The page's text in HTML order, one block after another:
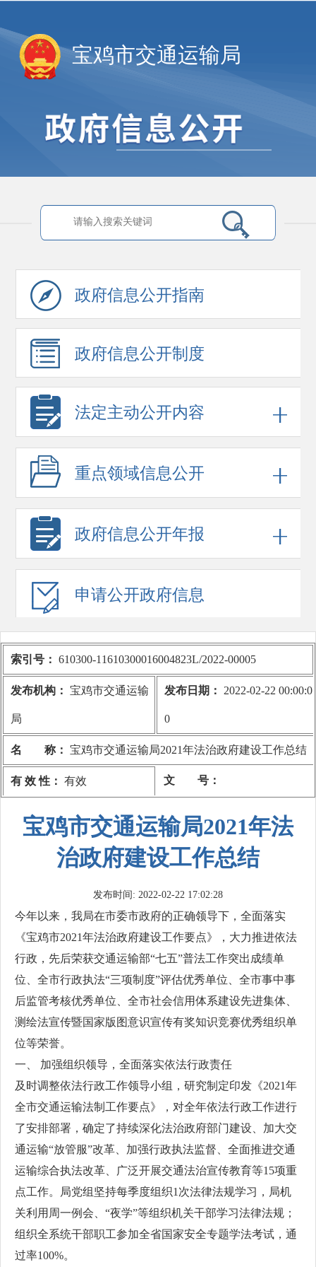
宝鸡市交通运输局
政府信息公开指南
政府信息公开制度
法定主动公开内容
重点领域信息公开
政府信息公开年报
申请公开政府信息
索引号： 610300-11610300016004823L/2022-00005
发布机构： 宝鸡市交通运输
局
发布日期： 2022-02-22 00:00:0
0
名 称： 宝鸡市交通运输局2021年法治政府建设工作总结
有 效 性： 有效 文 号：
宝鸡市交通运输局2021年法
治政府建设工作总结
发布时间: 2022-02-22 17:02:28
今年以来，我局在市委市政府的正确领导下，全面落实
《宝鸡市2021年法治政府建设工作要点》，大力推进依法
行政，先后荣获交通运输部“七五”普法工作突出成绩单
位、全市行政执法“三项制度”评估优秀单位、全市事中事
后监管考核优秀单位、全市社会信用体系建设先进集体、
测绘法宣传暨国家版图意识宣传有奖知识竞赛优秀组织单
位等荣誉。
一、 加强组织领导，全面落实依法行政责任
及时调整依法行政工作领导小组，研究制定印发《2021年
全市交通运输法制工作要点》，对全年依法行政工作进行
了安排部署，确定了持续深化法治政府部门建设、加大交
通运输“放管服”改革、加强行政执法监督、全面推进交通
运输综合执法改革、广泛开展交通法治宣传教育等15项重
点工作。局党组坚持每季度组织1次法律法规学习，局机
关利用周一例会、“夜学”等组织机关干部学习法律法规；
组织全系统干部职工参加全省国家安全专题学法考试，通
过率100%。